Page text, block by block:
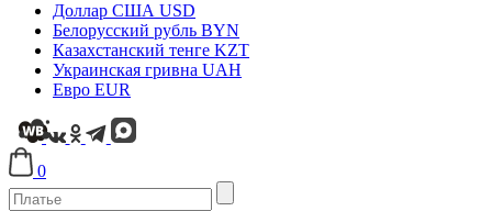
Доллар США USD
Белорусский рубль BYN
Казахстанский тенге KZT
Украинская гривна UAH
Евро EUR
0